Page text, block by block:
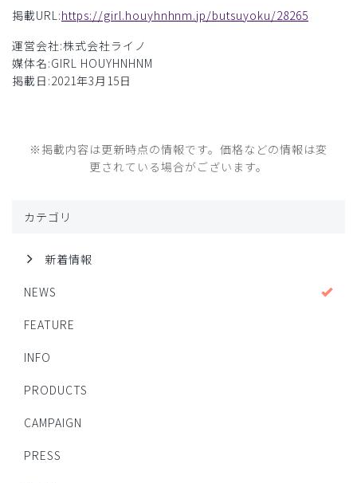
掲載URL:https://girl.houyhnhnm.jp/butsuyoku/28265
運営会社:株式会社ライノ
媒体名:GIRL HOUYHNHNM
掲載日:2021年3月15日
※掲載内容は更新時点の情報です。価格などの情報は変
更されている場合がございます。
カテゴリ
新着情報
NEWS
FEATURE
INFO
PRODUCTS
CAMPAIGN
PRESS